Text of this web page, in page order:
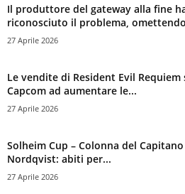
Il produttore del gateway alla fine
riconosciuto il problema,
27 Aprile 2026
Le vendite di Resident Evil Requiem
Capcom ad aumentare le...
27 Aprile 2026
Solheim Cup – Colonna del
Nordqvist: abiti per...
27 Aprile 2026